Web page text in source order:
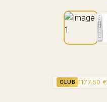
CLUB 1177,50 €